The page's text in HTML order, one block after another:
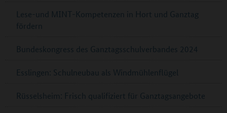
Lese-und MINT-Kompetenzen in Hort und Ganztag
fördern
Bundeskongress des Ganztagsschulverbandes 2024
Esslingen: Schulneubau als Windmühlenflügel
Rüsselsheim: Frisch qualifiziert für Ganztagsangebote